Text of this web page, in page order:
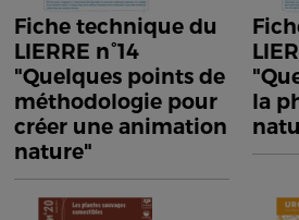
Fiche technique du
LIERRE n°14
"Quelques points de
méthodologie pour
créer une animation
nature"
la